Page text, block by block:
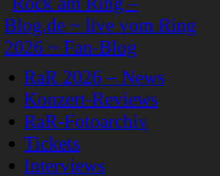
RaR 2026 – News
Konzert-Reviews
RaR-Fotoarchiv
Tickets
Interviews